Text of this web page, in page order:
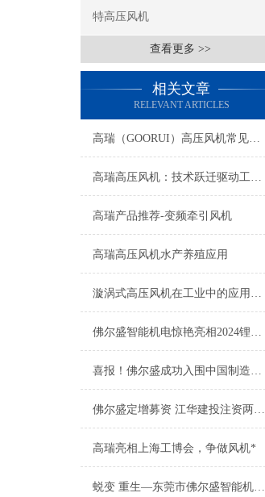
特高压风机
查看更多 >>
相关文章
RELEVANT ARTICLES
高瑞（GOORUI）高压风机常见故障及排除方法
高瑞高压风机：技术跃迁驱动工业升级新征程
高瑞产品推荐-变频牵引风机
高瑞高压风机水产养殖应用
漩涡式高压风机在工业中的应用有哪些？
佛尔盛智能机电惊艳亮相2024锂电展会，展现高瑞新魅力
喜报！佛尔盛成功入围中国制造之美
佛尔盛定增募资 江华建投注资两千万
高瑞亮相上海工博会，争做风机*
蜕变 重生—东莞市佛尔盛智能机电股份有限公司成功上市庆典会